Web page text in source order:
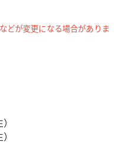
どが変更になる場合がありま